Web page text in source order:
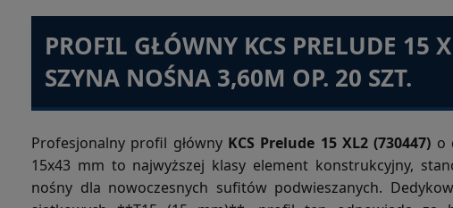
PROFIL GŁÓWNY KCS PRELUDE 15
SZYNA NOŚNA 3,60M OP. 20 SZT.
Profesjonalny profil główny KCS Prelude 15 XL2 (730447) o
15x43 mm to najwyższej klasy element konstrukcyjny,
nośny dla nowoczesnych sufitów podwieszanych.